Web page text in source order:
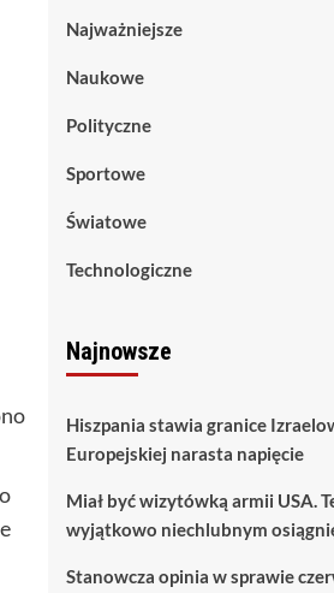
Najważniejsze
Naukowe
Polityczne
Sportowe
Światowe
Technologiczne
Najnowsze
Hiszpania stawia granice
Europejskiej narasta napięcie
Miał być wizytówką armii USA.
wyjątkowo niechlubnym
Stanowcza opinia w sprawie